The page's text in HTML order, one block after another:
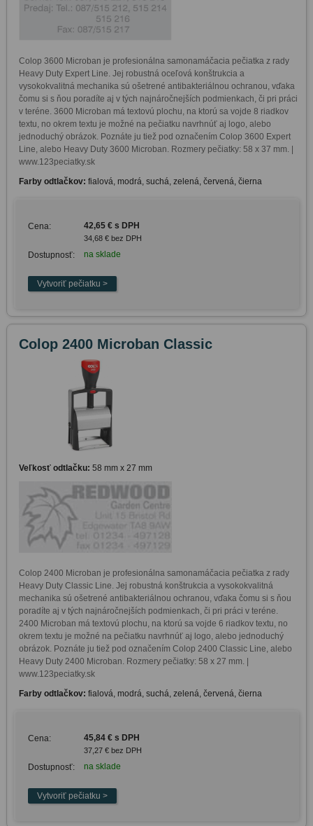
Colop 3600 Microban je profesionálna samonamáčacia pečiatka z rady
Heavy Duty Expert Line. Jej robustná oceľová konštrukcia a
vysokokvalitná mechanika sú ošetrené antibakteriálnou ochranou, vďaka
čomu si s ňou poradíte aj v tých najnáročnejších podmienkach, či pri práci
v teréne. 3600 Microban má textovú plochu, na ktorú sa vojde 8 riadkov
textu, no okrem textu je možné na pečiatku navrhnúť aj logo, alebo
jednoduchý obrázok. Poznáte ju tiež pod označením Colop 3600 Expert
Line, alebo Heavy Duty 3600 Microban. Rozmery pečiatky: 58 x 37 mm. |
www.123peciatky.sk
Farby odtlačkov: fialová, modrá, suchá, zelená, červená, čierna
Cena: 42,65 € s DPH
34,68 € bez DPH
Dostupnosť: na sklade
Colop 2400 Microban Classic
Veľkosť odtlačku: 58 mm x 27 mm
Colop 2400 Microban je profesionálna samonamáčacia pečiatka z rady
Heavy Duty Classic Line. Jej robustná konštrukcia a vysokokvalitná
mechanika sú ošetrené antibakteriálnou ochranou, vďaka čomu si s ňou
poradíte aj v tých najnáročnejších podmienkach, či pri práci v teréne.
2400 Microban má textovú plochu, na ktorú sa vojde 6 riadkov textu, no
okrem textu je možné na pečiatku navrhnúť aj logo, alebo jednoduchý
obrázok. Poznáte ju tiež pod označením Colop 2400 Classic Line, alebo
Heavy Duty 2400 Microban. Rozmery pečiatky: 58 x 27 mm. |
www.123peciatky.sk
Farby odtlačkov: fialová, modrá, suchá, zelená, červená, čierna
Cena: 45,84 € s DPH
37,27 € bez DPH
Dostupnosť: na sklade